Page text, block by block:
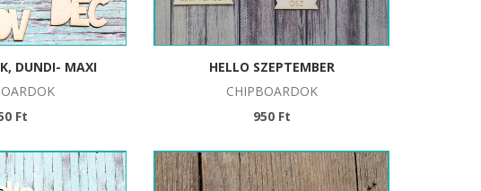
DUNDI- MAXI
Ft
HELLO SZEPTEMBER
CHIPBOARDOK
950 Ft